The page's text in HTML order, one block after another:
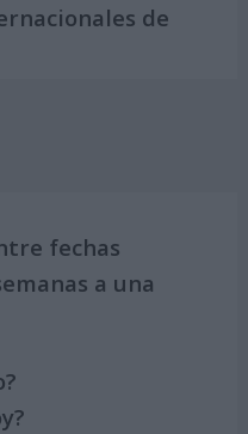
de
fechas
a una